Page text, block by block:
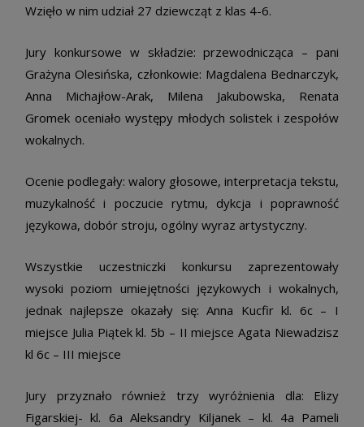
Wzięło w nim udział 27 dziewcząt z klas 4-6.
Jury konkursowe w składzie: przewodnicząca – pani
Grażyna Olesińska, członkowie: Magdalena Bednarczyk,
Anna Michajłow-Arak, Milena Jakubowska, Renata
Gromek oceniało występy młodych solistek i zespołów
wokalnych.
Ocenie podlegały: walory głosowe, interpretacja tekstu,
muzykalność i poczucie rytmu, dykcja i poprawność
językowa, dobór stroju, ogólny wyraz artystyczny.
Wszystkie uczestniczki konkursu zaprezentowały
wysoki poziom umiejętności językowych i wokalnych,
jednak najlepsze okazały się: Anna Kucfir kl. 6c – I
miejsce Julia Piątek kl. 5b – II miejsce Agata Niewadzisz
kl 6c – III miejsce
Jury przyznało również trzy wyróżnienia dla: Elizy
Figarskiej- kl. 6a Aleksandry Kiljanek – kl. 4a Pameli